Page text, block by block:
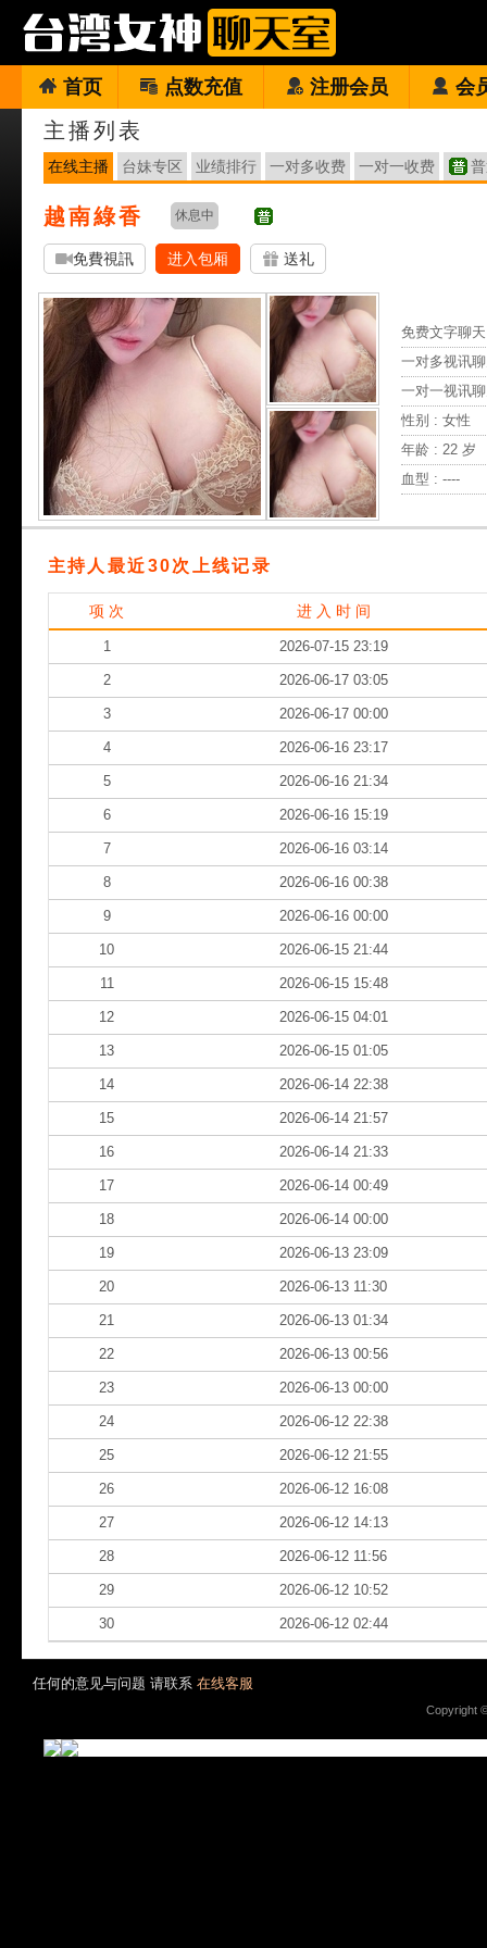
首页 点数充值 注册会员 会
主播列表
在线主播 台妹专区 业绩排行 一对多收费 一对一收费
越南綠香 休息中
免費視訊 进入包厢 送礼
免费文字聊
一对多视讯
一对一视讯
性别 : 女性
年龄 : 22 岁
血型 : ----
主持人最近30次上线记录
项 次 进 入 时 间
1 2026-07-15 23:19
2 2026-06-17 03:05
3 2026-06-17 00:00
4 2026-06-16 23:17
5 2026-06-16 21:34
6 2026-06-16 15:19
7 2026-06-16 03:14
8 2026-06-16 00:38
9 2026-06-16 00:00
10 2026-06-15 21:44
11 2026-06-15 15:48
12 2026-06-15 04:01
13 2026-06-15 01:05
14 2026-06-14 22:38
15 2026-06-14 21:57
16 2026-06-14 21:33
17 2026-06-14 00:49
18 2026-06-14 00:00
19 2026-06-13 23:09
20 2026-06-13 11:30
21 2026-06-13 01:34
22 2026-06-13 00:56
23 2026-06-13 00:00
24 2026-06-12 22:38
25 2026-06-12 21:55
26 2026-06-12 16:08
27 2026-06-12 14:13
28 2026-06-12 11:56
29 2026-06-12 10:52
30 2026-06-12 02:44
任何的意见与问题 请联系 在线客服
Copyright